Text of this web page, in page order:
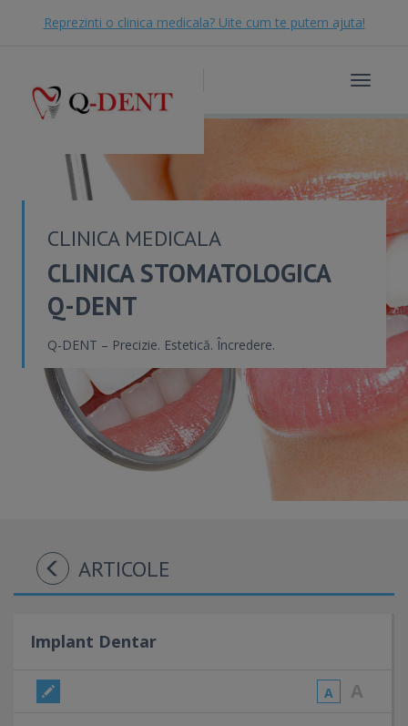
Reprezinti o clinica medicala? Uite cum te putem ajuta!
Toggle
CLINICA MEDICALA
CLINICA STOMATOLOGICA
Q-DENT
Q-DENT – Precizie. Estetică. Încredere.
ARTICOLE
Implant Dentar
A
A